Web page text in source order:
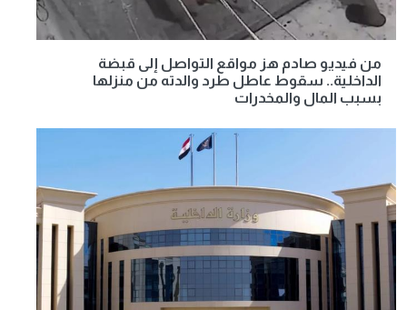
من فيديو صادم هز مواقع التواصل إلى قبضة
الداخلية.. سقوط عاطل طرد والدته من منزلها
بسبب المال والمخدرات